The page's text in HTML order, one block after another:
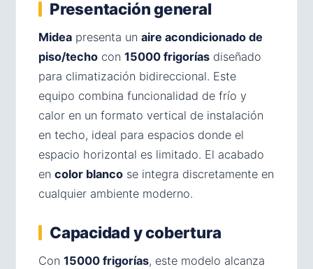
Presentación general
Midea presenta un aire acondicionado de
piso/techo con 15000 frigorías diseñado
para climatización bidireccional. Este
equipo combina funcionalidad de frío y
calor en un formato vertical de instalación
en techo, ideal para espacios donde el
espacio horizontal es limitado. El acabado
en color blanco se integra discretamente en
cualquier ambiente moderno.
Capacidad y cobertura
Con 15000 frigorías, este modelo alcanza